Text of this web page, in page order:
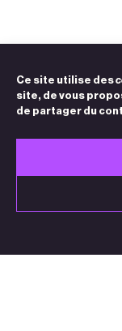
Ce site utilise des
site, de vous
de partager du